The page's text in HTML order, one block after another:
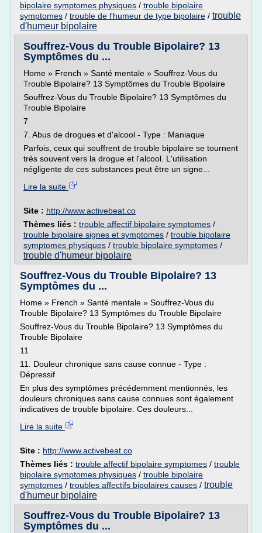
bipolaire symptomes physiques / trouble bipolaire
symptomes / trouble de l'humeur de type bipolaire / trouble
d'humeur bipolaire
Souffrez-Vous du Trouble Bipolaire? 13
Symptômes du ...
Home » French » Santé mentale » Souffrez-Vous du
Trouble Bipolaire? 13 Symptômes du Trouble Bipolaire
Souffrez-Vous du Trouble Bipolaire? 13 Symptômes du
Trouble Bipolaire
7
7. Abus de drogues et d'alcool - Type : Maniaque
Parfois, ceux qui souffrent de trouble bipolaire se tournent
très souvent vers la drogue et l'alcool. L'utilisation
négligente de ces substances peut être un signe...
Lire la suite
Site : http://www.activebeat.co
Thèmes liés : trouble affectif bipolaire symptomes /
trouble bipolaire signes et symptomes / trouble bipolaire
symptomes physiques / trouble bipolaire symptomes /
trouble d'humeur bipolaire
Souffrez-Vous du Trouble Bipolaire? 13
Symptômes du ...
Home » French » Santé mentale » Souffrez-Vous du
Trouble Bipolaire? 13 Symptômes du Trouble Bipolaire
Souffrez-Vous du Trouble Bipolaire? 13 Symptômes du
Trouble Bipolaire
11
11. Douleur chronique sans cause connue - Type :
Dépressif
En plus des symptômes précédemment mentionnés, les
douleurs chroniques sans cause connues sont également
indicatives de trouble bipolaire. Ces douleurs...
Lire la suite
Site : http://www.activebeat.co
Thèmes liés : trouble affectif bipolaire symptomes / trouble
bipolaire symptomes physiques / trouble bipolaire
symptomes / troubles affectifs bipolaires causes / trouble
d'humeur bipolaire
Souffrez-Vous du Trouble Bipolaire? 13
Symptômes du ...